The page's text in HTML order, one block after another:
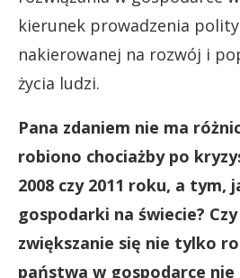
kierunek prowadzenia
nakierowanej na rozwój i
życia ludzi.
Pana zdaniem nie ma
robiono chociażby po
2008 czy 2011 roku, a tym,
gospodarki na świecie?
zwiększanie się nie tylko
państwa w gospodarce